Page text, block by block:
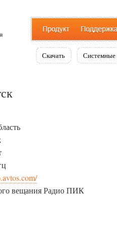
Скачать Системные
вещания Радио ПИК